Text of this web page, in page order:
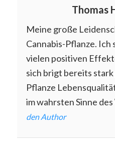
Thomas
Meine große
Cannabis-Pflanze. Ich
vielen positiven
sich brigt bereits
Pflanze
im wahrsten Sinne
den Author